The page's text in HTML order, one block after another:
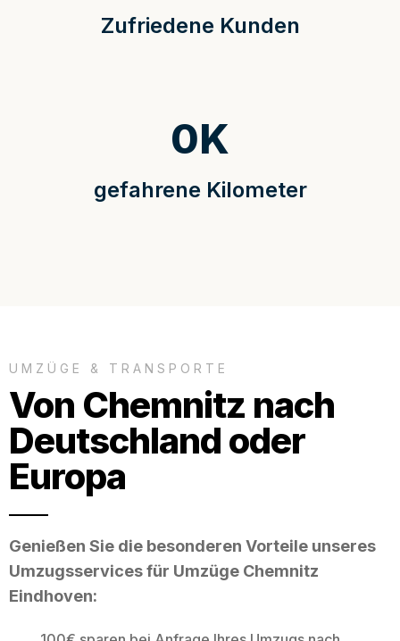
Zufriedene Kunden
gefahrene Kilometer
0K
UMZÜGE & TRANSPORTE
Von Chemnitz nach
Deutschland oder
Europa
Genießen Sie die besonderen Vorteile unseres
Umzugsservices für Umzüge Chemnitz
Eindhoven: